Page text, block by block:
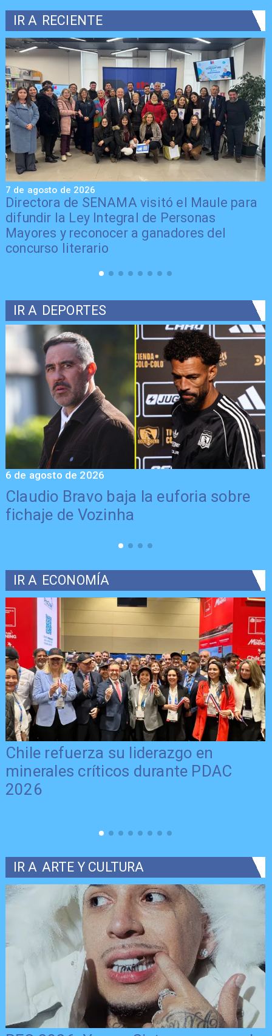
IR A RECIENTE
Directora de SENAMA visitó el Maule para
difundir la Ley Integral de Personas
Mayores y reconocer a ganadores del
concurso literario
7 de agosto de 2026
IR A DEPORTES
Claudio Bravo baja la euforia sobre
fichaje de Vozinha
6 de agosto de 2026
IR A ECONOMÍA
Chile refuerza su liderazgo en
minerales críticos durante PDAC
2026
IR A ARTE Y CULTURA